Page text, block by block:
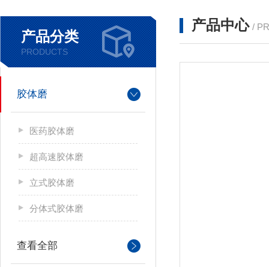
产品分类
PRODUCTS
胶体磨
医药胶体磨
超高速胶体磨
立式胶体磨
分体式胶体磨
查看全部
产品中心 /